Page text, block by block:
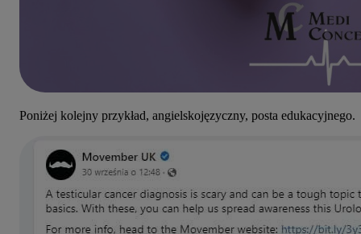
Poniżej kolejny przykład, angielskojęzyczny, posta edukacyjnego.